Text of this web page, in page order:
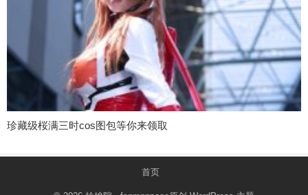
珍藏级桜满三时cos图包等你来领取
首页